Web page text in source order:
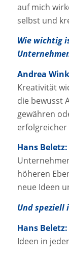
auf mich
selbst und
Wie wichtig
Andrea
Kreativität
die bewusst
gewähren
erfolgreicher
Hans Beletz:
höheren
neue Ideen
Und speziell
Hans Beletz:
Ideen in